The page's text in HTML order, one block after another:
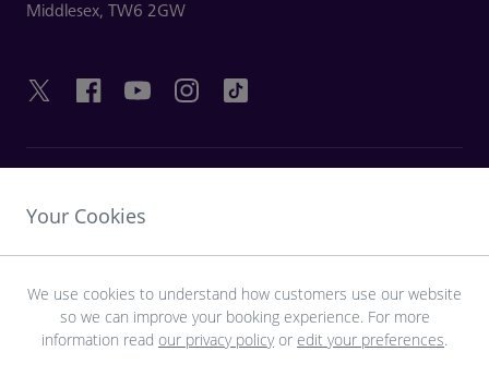
Middlesex, TW6 2GW
Laden Sie die LHR-App herunter
Your Cookies
We use cookies to understand how customers use our website
so we can improve your booking experience. For more
information read our privacy policyor edit your preferences.